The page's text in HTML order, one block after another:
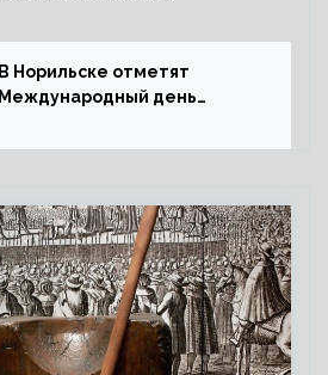
В Норильске отметят
Международный день